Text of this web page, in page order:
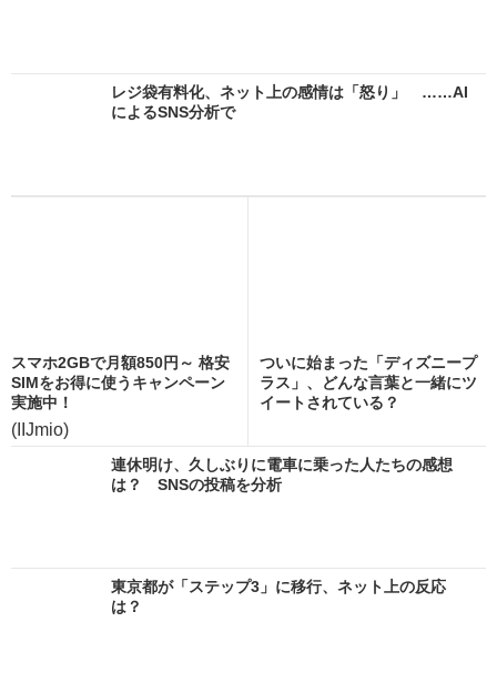
レジ袋有料化、ネット上の感情は「怒り」 ……AI
によるSNS分析で
スマホ2GBで月額850円～ 格安
SIMをお得に使うキャンペーン
実施中！
(IIJmio)
ついに始まった「ディズニープ
ラス」、どんな言葉と一緒にツ
イートされている？
連休明け、久しぶりに電車に乗った人たちの感想
は？ SNSの投稿を分析
東京都が「ステップ3」に移行、ネット上の反応
は？